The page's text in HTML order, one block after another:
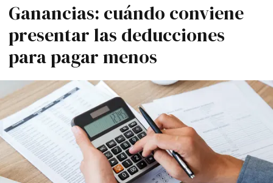
Ganancias: cuándo conviene
presentar las deducciones
para pagar menos